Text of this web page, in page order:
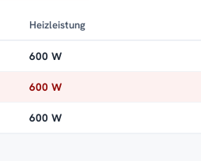
Heizleistung
600 W
600 W
600 W